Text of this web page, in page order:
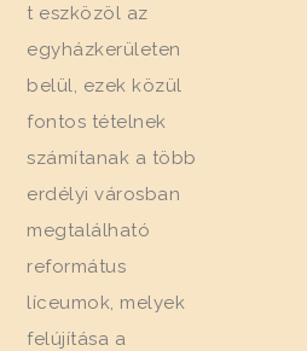
t eszközöl az
egyházkerületen
belül, ezek közül
fontos tételnek
számítanak a több
erdélyi városban
megtalálható
református
líceumok, melyek
felújítása a